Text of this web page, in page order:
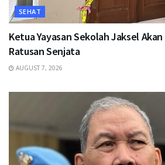
SEHAT
Ketua Yayasan Sekolah Jaksel
Ratusan Senjata
AUGUST 7, 2026